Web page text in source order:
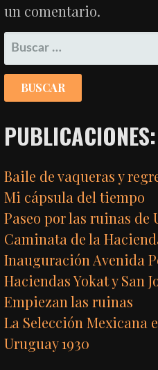
un comentario.
BUSCAR:
PUBLICACIONES:
Baile de vaqueras y
Mi cápsula del tiempo
Paseo por las ruinas de
Caminata de la
Inauguración Avenida
Haciendas Yokat y San
Empiezan las ruinas
La Selección Mexicana
Uruguay 1930